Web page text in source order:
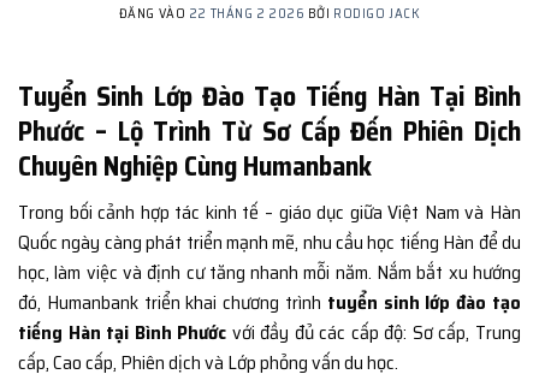
ĐĂNG VÀO 22 THÁNG 2 2026 BỞI RODIGO JACK
Tuyển Sinh Lớp Đào Tạo Tiếng Hàn Tại Bình
Phước – Lộ Trình Từ Sơ Cấp Đến Phiên Dịch
Chuyên Nghiệp Cùng Humanbank
Trong bối cảnh hợp tác kinh tế – giáo dục giữa Việt Nam và Hàn
Quốc ngày càng phát triển mạnh mẽ, nhu cầu học tiếng Hàn để du
học, làm việc và định cư tăng nhanh mỗi năm. Nắm bắt xu hướng
đó, Humanbank triển khai chương trình tuyển sinh lớp đào tạo
tiếng Hàn tại Bình Phước với đầy đủ các cấp độ: Sơ cấp, Trung
cấp, Cao cấp, Phiên dịch và Lớp phỏng vấn du học.